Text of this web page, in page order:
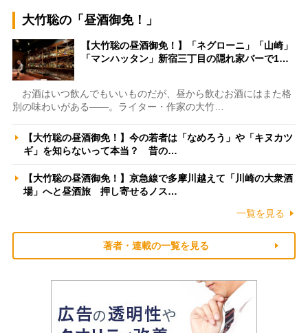
大竹聡の「昼酒御免！」
【大竹聡の昼酒御免！】「ネグローニ」「山崎」
「マンハッタン」新宿三丁目の隠れ家バーで1…
お酒はいつ飲んでもいいものだが、昼から飲むお酒にはまた格
別の味わいがある――。ライター・作家の大竹…
【大竹聡の昼酒御免！】今の若者は「なめろう」や「キヌカツ
ギ」を知らないって本当？ 昔の…
【大竹聡の昼酒御免！】京急線で多摩川越えて「川崎の大衆酒
場」へと昼酒旅 押し寄せるノス…
一覧を見る
著者・連載の一覧を見る